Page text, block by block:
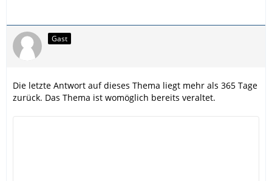
Gast
Die letzte Antwort auf dieses Thema liegt mehr als 365 Tage
zurück. Das Thema ist womöglich bereits veraltet.